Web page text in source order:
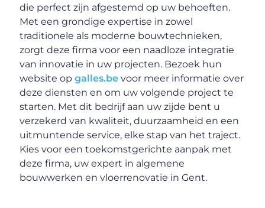
die perfect zijn afgestemd op uw behoeften.
Met een grondige expertise in zowel
traditionele als moderne bouwtechnieken,
zorgt deze firma voor een naadloze integratie
van innovatie in uw projecten. Bezoek hun
website opgalles.be voor meer informatie over
deze diensten en om uw volgende project te
starten. Met dit bedrijf aan uw zijde bent u
verzekerd van kwaliteit, duurzaamheid en een
uitmuntende service, elke stap van het traject.
Kies voor een toekomstgerichte aanpak met
deze firma, uw expert in algemene
bouwwerken en vloerrenovatie in Gent.